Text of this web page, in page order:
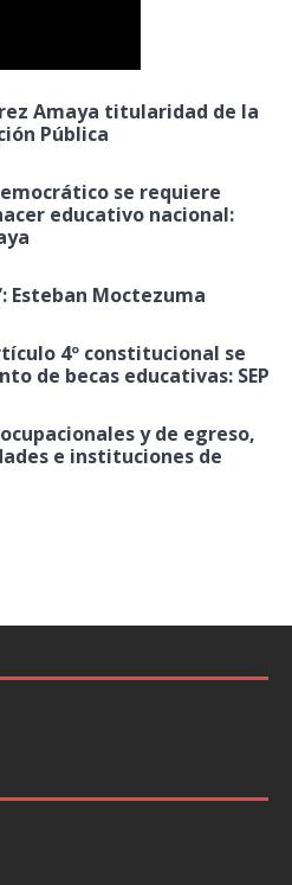
Amaya titularidad de la
Pública
se requiere
educativo nacional:
Esteban Moctezuma
4º constitucional se
de becas educativas: SEP
y de egreso,
e instituciones de